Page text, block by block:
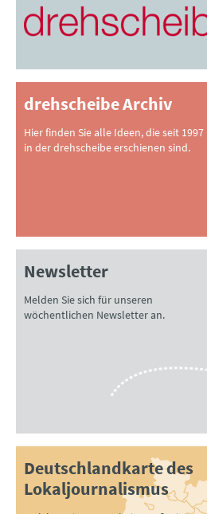
drehscheibe Archiv
Hier finden Sie alle Ideen, die seit 1997
in der drehscheibe erschienen sind.
Newsletter
Melden Sie sich für unseren
wöchentlichen Newsletter an.
Deutschlandkarte des
Lokaljournalismus